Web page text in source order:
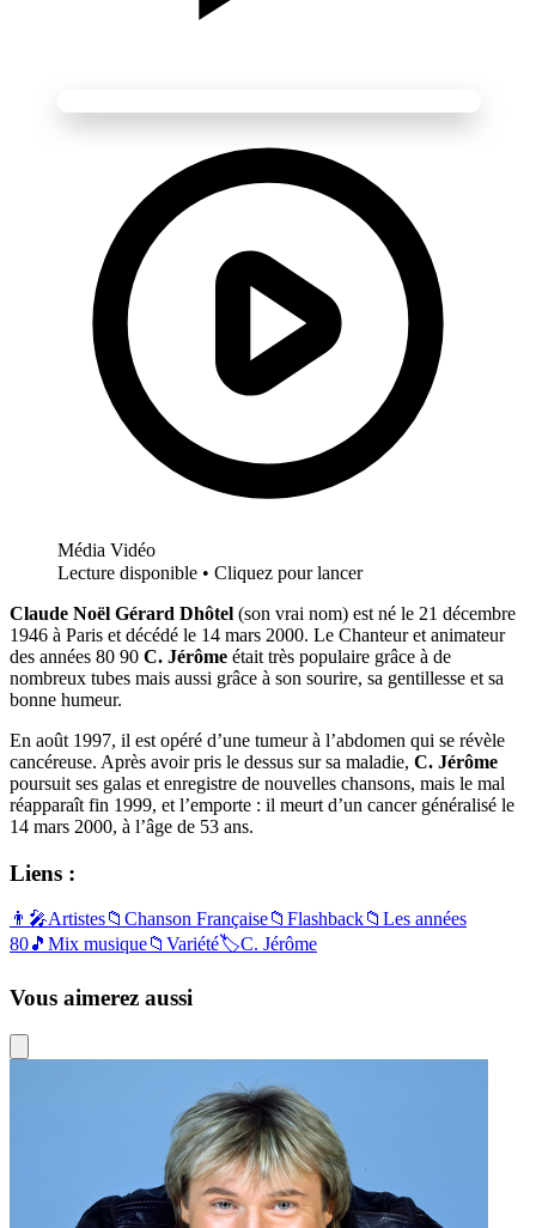
Média Vidéo
Lecture disponible • Cliquez pour lancer
Claude Noël Gérard Dhôtel (son vrai nom) est né le 21 décembre
1946 à Paris et décédé le 14 mars 2000. Le Chanteur et animateur
des années 80 90 C. Jérôme était très populaire grâce à de
nombreux tubes mais aussi grâce à son sourire, sa gentillesse et sa
bonne humeur.
En août 1997, il est opéré d’une tumeur à l’abdomen qui se révèle
cancéreuse. Après avoir pris le dessus sur sa maladie, C. Jérôme
poursuit ses galas et enregistre de nouvelles chansons, mais le mal
réapparaît fin 1999, et l’emporte : il meurt d’un cancer généralisé le
14 mars 2000, à l’âge de 53 ans.
Liens :
👨‍🎤Artistes📁 Chanson Française📁 Flashback📁 Les années
80🎵 Mix musique📁 Variété🏷️C. Jérôme
Vous aimerez aussi